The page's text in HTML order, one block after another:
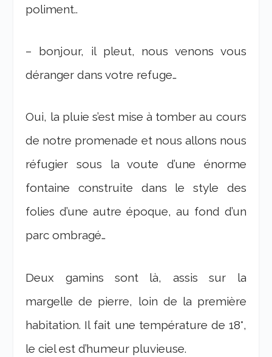
poliment..
– bonjour, il pleut, nous venons vous
déranger dans votre refuge…
Oui, la pluie s’est mise à tomber au cours
de notre promenade et nous allons nous
réfugier sous la voute d’une énorme
fontaine construite dans le style des
folies d’une autre époque, au fond d’un
parc ombragé…
Deux gamins sont là, assis sur la
margelle de pierre, loin de la première
habitation. Il fait une température de 18°,
le ciel est d’humeur pluvieuse.